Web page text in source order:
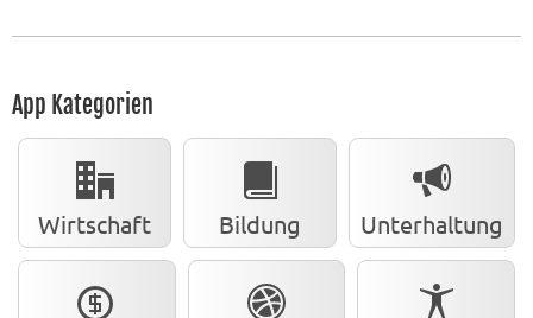
App Kategorien
Wirtschaft Bildung Unterhaltung